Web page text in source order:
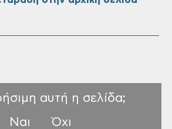
αυτή η σελίδα;
Ναι
Όχι